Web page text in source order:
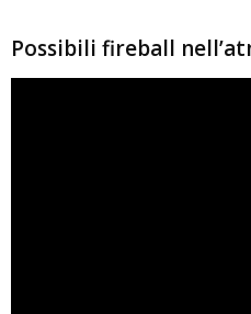
Possibili fireball